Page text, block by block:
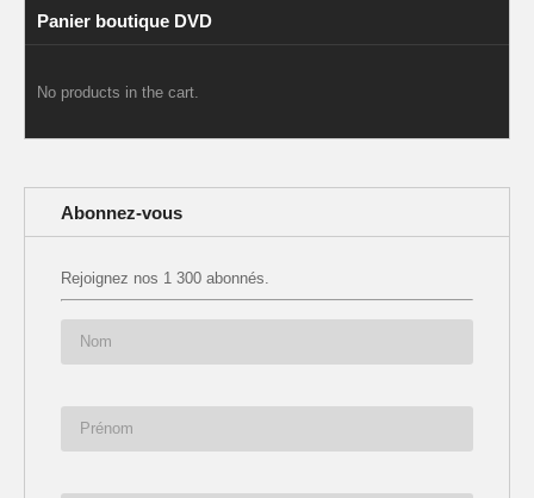
Panier boutique DVD
No products in the cart.
Abonnez-vous
Rejoignez nos 1 300 abonnés.